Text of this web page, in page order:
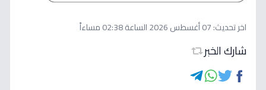
اخر تحديث:07 أغسطس 2026 الساعة 02:38 مساءاً
شارك الخبر